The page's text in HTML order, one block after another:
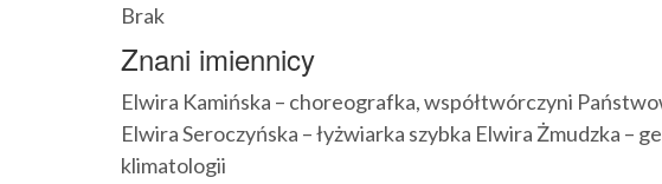
Brak
Znani imiennicy
Elwira Kamińska – choreografka, współtwórczyni
Elwira Seroczyńska – łyżwiarka szybka Elwira Żmudzka –
klimatologii